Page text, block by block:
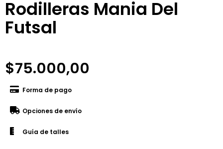
Rodilleras Mania Del
Futsal
$75.000,00
Forma de pago
Opciones de envío
Guía de talles